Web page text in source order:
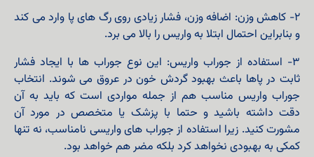
۲- کاهش وزن: اضافه وزن، فشار زیادی روی رگ های پا وارد می کند
و بنابراین احتمال ابتلا به واریس را بالا می برد.
۳- استفاده از جوراب واریس: این نوع جوراب ها با ایجاد فشار
ثابت در پاها باعث بهبود گردش خون در عروق می شوند. انتخاب
جوراب واریس مناسب هم از جمله مواردی است که باید به آن
دقت داشته باشید و حتما با پزشک یا متخصص در مورد آن
مشورت کنید. زیرا استفاده از جوراب های واریسی نامناسب، نه تنها
کمکی به بهبودی نخواهد کرد بلکه مضر هم خواهد بود.